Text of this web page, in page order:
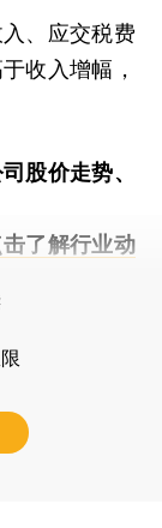
、应交税费
收入增幅，
股价走势、
击了解行业动